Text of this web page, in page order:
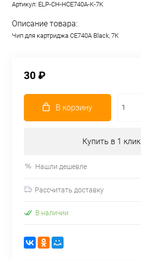
Артикул: ELP-CH-HCE740A-K-7K
Описание товара:
Чип для картриджа CE740A Black, 7K
30 ₽
В корзину
Купить в 1 клик
Нашли дешевле
Рассчитать доставку
В наличии